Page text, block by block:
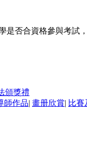
是否合資格參與考試
室職員查
頒獎禮
師作品| 畫册欣賞| 比賽